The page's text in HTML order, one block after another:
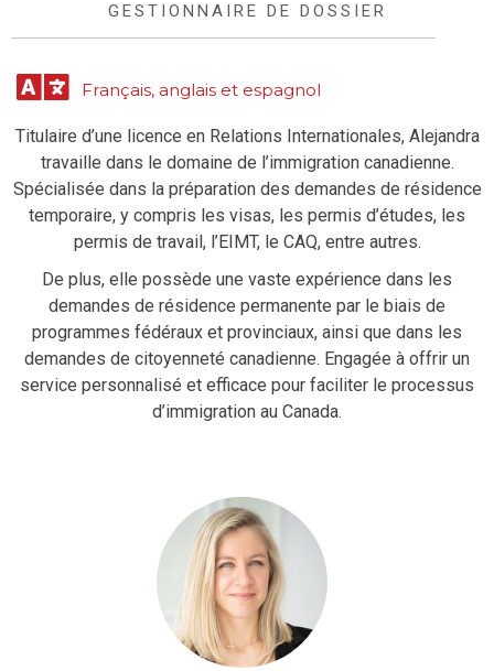
GESTIONNAIRE DE DOSSIER
Français, anglais et espagnol
Titulaire d’une licence en Relations Internationales, Alejandra
travaille dans le domaine de l’immigration canadienne.
Spécialisée dans la préparation des demandes de résidence
temporaire, y compris les visas, les permis d’études, les
permis de travail, l’EIMT, le CAQ, entre autres.
De plus, elle possède une vaste expérience dans les
demandes de résidence permanente par le biais de
programmes fédéraux et provinciaux, ainsi que dans les
demandes de citoyenneté canadienne. Engagée à offrir un
service personnalisé et efficace pour faciliter le processus
d’immigration au Canada.